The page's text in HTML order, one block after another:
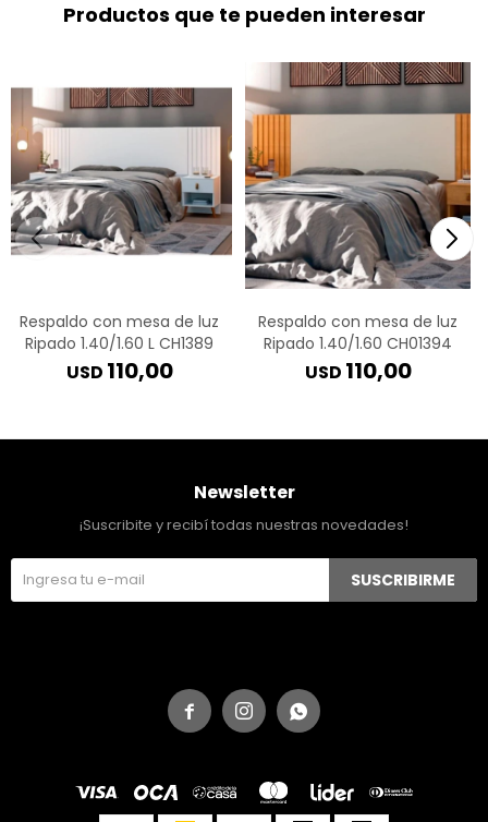
Productos que te pueden interesar
Respaldo con mesa de luz
Ripado 1.40/1.60 L CH1389
USD 110,00
Respaldo con mesa de luz
Ripado 1.40/1.60 CH01394
USD 110,00
  
Newsletter
¡Suscribite y recibí todas nuestras novedades!
SUSCRIBIRME